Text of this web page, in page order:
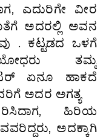
ಎದುರಿಗೇ ವೀರ
ಅದರಲ್ಲಿ ಅವನ
. ಕಟ್ಟಡದ ಒಳಗೆ
ತಮ್ಮ
ಏನೂ ಹಾಕದೆ
ಅದರ ಅಗತ್ಯ
ಹಿರಿಯ
ಅದಕ್ಕಾಗಿ